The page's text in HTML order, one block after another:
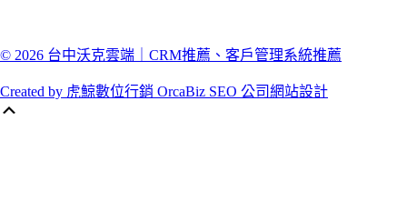
© 2026 台中沃克雲端｜CRM推薦、客戶管理系統推薦
Created by 虎鯨數位行銷 OrcaBiz SEO 公司網站設計